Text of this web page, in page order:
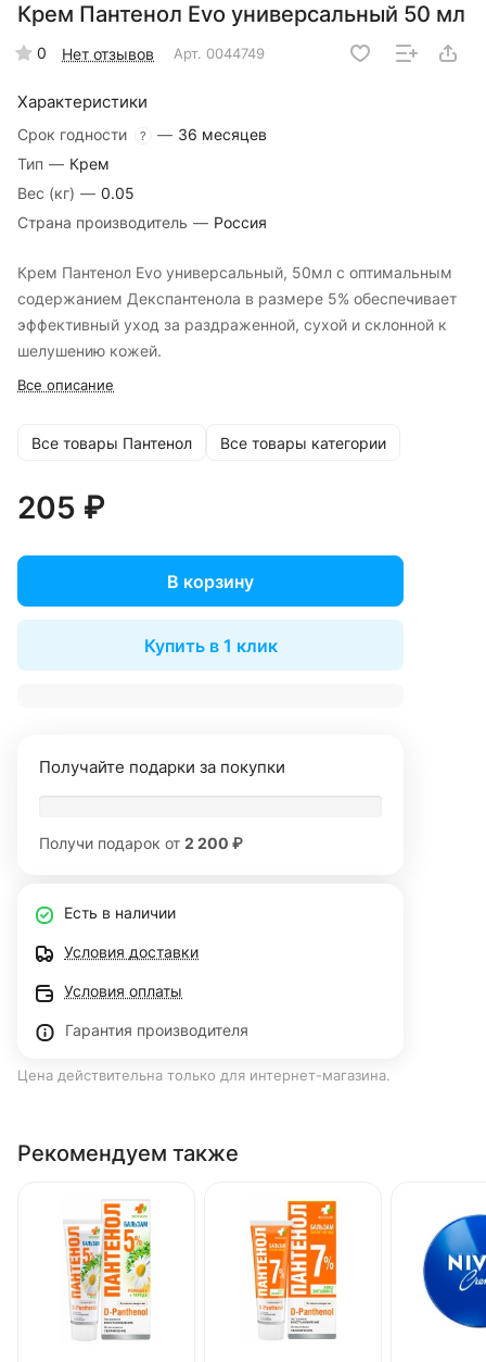
Крем Пантенол Evo универсальный 50 мл
0 Нет отзывов Арт. 0044749
Характеристики
Срок годности ? — 36 месяцев
Тип — Крем
Вес (кг) — 0.05
Страна производитель — Россия
Крем Пантенол Evo универсальный, 50мл с оптимальным
содержанием Декспантенола в размере 5% обеспечивает
эффективный уход за раздраженной, сухой и склонной к
шелушению кожей.
Все описание
Все товары Пантенол Все товары категории
205 ₽
В корзину
Купить в 1 клик
Получайте подарки за покупки
Получи подарок от 2 200 ₽
Есть в наличии
Условия доставки
Условия оплаты
Гарантия производителя
Цена действительна только для интернет-магазина.
Рекомендуем также